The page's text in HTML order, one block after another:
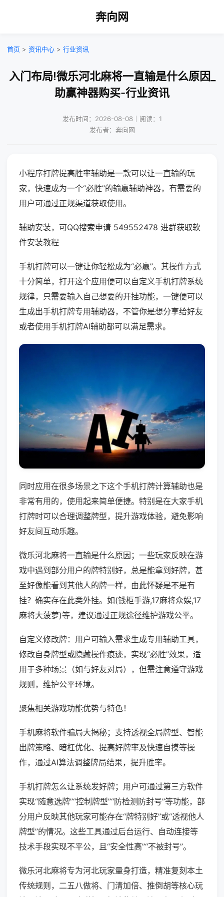
奔向网
首页 > 资讯中心 > 行业资讯
入门布局!微乐河北麻将一直输是什么原因_
助赢神器购买-行业资讯
发布时间：2026-08-08｜阅读：1
发布者：奔向网
小程序打牌提高胜率辅助是一款可以让一直输的玩
家，快速成为一个“必胜”的输赢辅助神器，有需要的
用户可通过正规渠道获取使用。
辅助安装，可QQ搜索申请 549552478 进群获取软
件安装教程
手机打牌可以一键让你轻松成为“必赢”。其操作方式
十分简单，打开这个应用便可以自定义手机打牌系统
规律，只需要输入自己想要的开挂功能，一键便可以
生成出手机打牌专用辅助器，不管你是想分享给好友
或者使用手机打牌AI辅助都可以满足需求。
同时应用在很多场景之下这个手机打牌计算辅助也是
非常有用的，使用起来简单便捷。特别是在大家手机
打牌时可以合理调整牌型，提升游戏体验，避免影响
好友间互动乐趣。
微乐河北麻将一直输是什么原因；一些玩家反映在游
戏中遇到部分用户的牌特别好，总是能拿到好牌，甚
至好像能看到其他人的牌一样，由此怀疑是不是有
挂？确实存在此类外挂。如(钱柜手游,17麻将众娱,17
麻将大菠萝)等，建议通过正规途径维护游戏公平。
自定义修改牌：用户可输入需求生成专用辅助工具，
修改自身牌型或隐藏操作痕迹，实现“必胜”效果，适
用于多种场景（如与好友对局），但需注意遵守游戏
规则，维护公平环境。
聚焦相关游戏功能优势与特色！
手机麻将软件骗局大揭秘；支持透视全局牌型、智能
出牌策略、暗杠优化、提高好牌率及快速自摸等操
作，通过AI算法调整牌局结果，提升胜率。
手机打牌怎么让系统发好牌；用户可通过第三方软件
实现“随意选牌”“控制牌型”“防检测防封号”等功能，部
分用户反映其他玩家可能存在“牌特别好”或“透视他人
牌型”的情况。这些工具通过后台运行、自动连接等
技术手段实现不平公，且“安全性高”“不被封号”。
微乐河北麻将专为河北玩家量身打造，精准复刻本土
传统规则，二五八做将、门清加倍、推倒胡等核心玩